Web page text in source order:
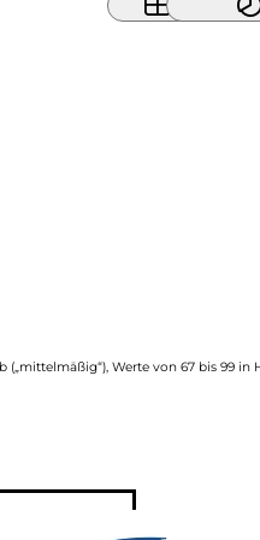
Werte von 67 bis 99 in